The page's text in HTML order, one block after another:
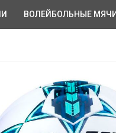
ВОЛЕЙБОЛЬНЫЕ МЯЧИ